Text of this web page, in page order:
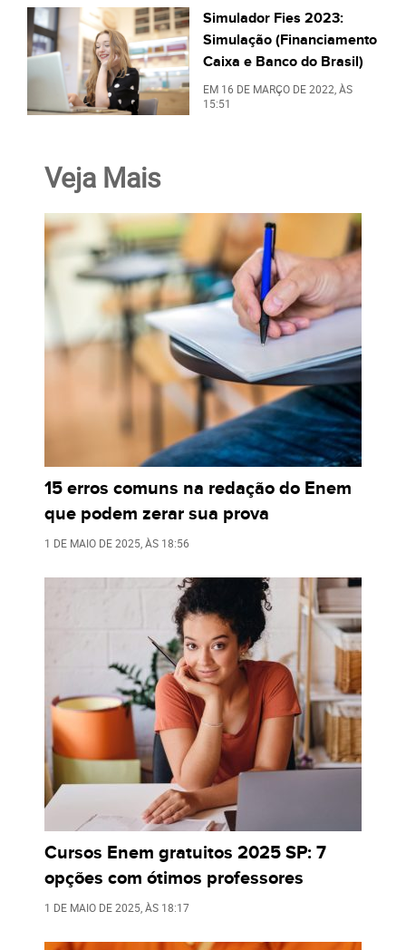
Simulador Fies 2023:
Simulação (Financiamento
Caixa e Banco do Brasil)
EM 16 DE MARÇO DE 2022 , ÀS
15:51
Veja Mais
15 erros comuns na redação do Enem
que podem zerar sua prova
1 DE MAIO DE 2025 , ÀS 18:56
Cursos Enem gratuitos 2025 SP: 7
opções com ótimos professores
1 DE MAIO DE 2025 , ÀS 18:17